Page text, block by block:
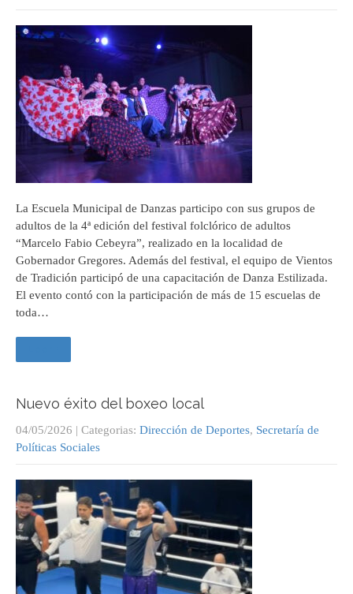
La Escuela Municipal de Danzas participo con sus grupos de
adultos de la 4ª edición del festival folclórico de adultos
“Marcelo Fabio Cebeyra”, realizado en la localidad de
Gobernador Gregores. Además del festival, el equipo de Vientos
de Tradición participó de una capacitación de Danza Estilizada.
El evento contó con la participación de más de 15 escuelas de
toda…
Nuevo éxito del boxeo local
04/05/2026 | Categorias: Dirección de Deportes, Secretaría de
Políticas Sociales